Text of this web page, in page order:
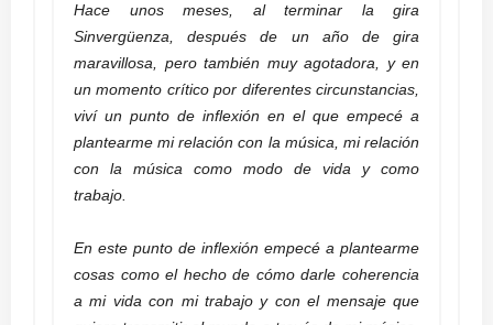
Hace unos meses, al terminar la gira
Sinvergüenza, después de un año de gira
maravillosa, pero también muy agotadora, y en
un momento crítico por diferentes circunstancias,
viví un punto de inflexión en el que empecé a
plantearme mi relación con la música, mi relación
con la música como modo de vida y como
trabajo.
En este punto de inflexión empecé a plantearme
cosas como el hecho de cómo darle coherencia
a mi vida con mi trabajo y con el mensaje que